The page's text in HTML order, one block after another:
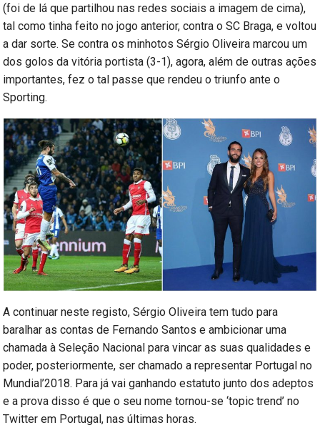
(foi de lá que partilhou nas redes sociais a imagem de cima),
tal como tinha feito no jogo anterior, contra o SC Braga, e voltou
a dar sorte. Se contra os minhotos Sérgio Oliveira marcou um
dos golos da vitória portista (3-1), agora, além de outras ações
importantes, fez o tal passe que rendeu o triunfo ante o
Sporting.
A continuar neste registo, Sérgio Oliveira tem tudo para
baralhar as contas de Fernando Santos e ambicionar uma
chamada à Seleção Nacional para vincar as suas qualidades e
poder, posteriormente, ser chamado a representar Portugal no
Mundial’2018. Para já vai ganhando estatuto junto dos adeptos
e a prova disso é que o seu nome tornou-se ‘topic trend’ no
Twitter em Portugal, nas últimas horas.